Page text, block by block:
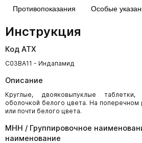
Противопоказания Особые
Инструкция
Код АТХ
C03BA11 - Индапамид
Описание
Круглые, двояковыпуклые
оболочкой белого цвета. На поперечном
или почти белого цвета.
МНН / Группировочное
наименование